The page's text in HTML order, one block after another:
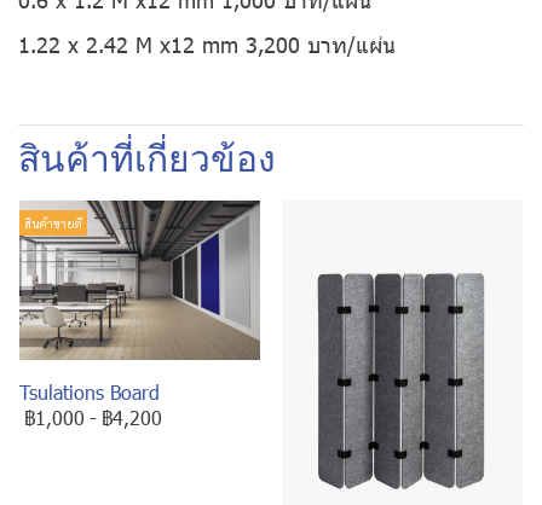
1.22 x 2.42 M x12 mm 3,200 บาท/แผ่น
สินค้าที่เกี่ยวข้อง
สินค้าขายดี
Tsulations Board
฿1,000 - ฿4,200